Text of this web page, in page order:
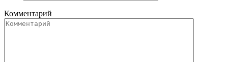
Комментарий